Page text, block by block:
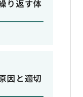
り返す体
因と適切